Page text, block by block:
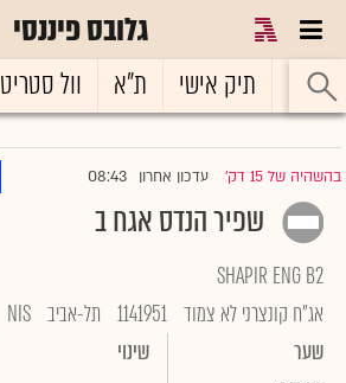
גלובס פיננסי
ראשי תיק אישי ת"א וול סטריט
בהשהיה של 15 דק' |עדכון אחרון 08:43
שפיר הנדס אגח ב
SHAPIR ENG B2
אג"ח קונצרני לא צמוד 1141951 תל-אביב NIS
שער
שינוי